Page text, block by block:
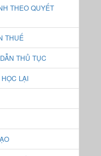
THEO QUYẾT
THUẾ
THỦ TỤC
LẠI